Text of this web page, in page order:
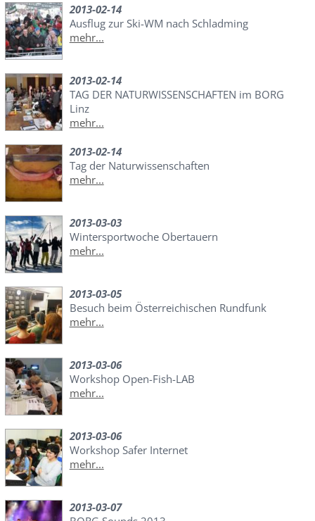
2013-02-14
Ausflug zur Ski-WM nach Schladming
mehr...
2013-02-14
TAG DER NATURWISSENSCHAFTEN im BORG
Linz
mehr...
2013-02-14
Tag der Naturwissenschaften
mehr...
2013-03-03
Wintersportwoche Obertauern
mehr...
2013-03-05
Besuch beim Österreichischen Rundfunk
mehr...
2013-03-06
Workshop Open-Fish-LAB
mehr...
2013-03-06
Workshop Safer Internet
mehr...
2013-03-07